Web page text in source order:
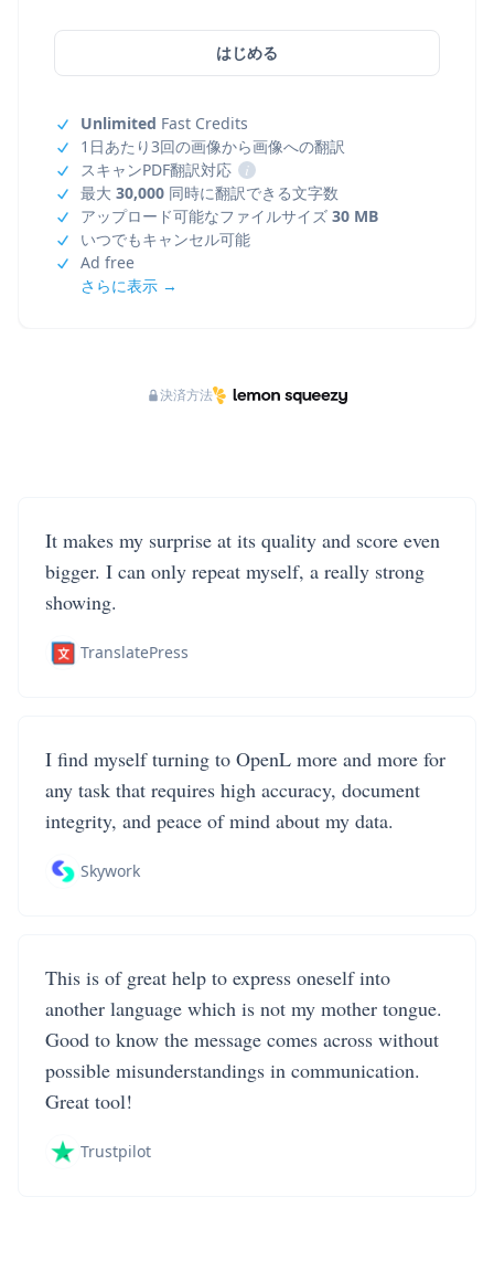
はじめる
Unlimited Fast Credits
1日あたり3回の画像から画像への翻訳
スキャンPDF翻訳対応
i
最大 30,000 同時に翻訳できる文字数
アップロード可能なファイルサイズ 30 MB
いつでもキャンセル可能
Ad free
さらに表示 →
決済方法
It makes my surprise at its quality and score even
bigger. I can only repeat myself, a really strong
showing.
TranslatePress
I find myself turning to OpenL more and more for
any task that requires high accuracy, document
integrity, and peace of mind about my data.
Skywork
This is of great help to express oneself into
another language which is not my mother tongue.
Good to know the message comes across without
possible misunderstandings in communication.
Great tool!
Trustpilot